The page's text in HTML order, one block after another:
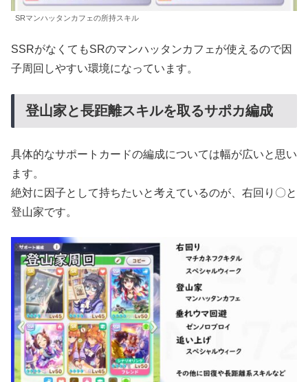
SRマンハッタンカフェの所持スキル
SSRがなくてもSRのマンハッタンカフェが使えるので因
子周回しやすい環境になっています。
登山家と長距離スキルを取るサポカ編成
具体的なサポートカードの編成については幅が広いと思い
ます。
絶対に因子として持ちたいと考えているのが、右回り〇と
登山家です。